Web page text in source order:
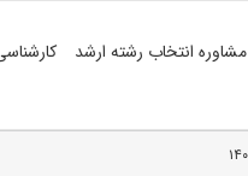
مشاوره انتخاب رشته ارشد